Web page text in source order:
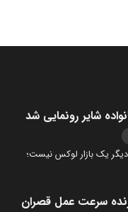
یک بازار لوکس نیست؛
سرعت عمل قصران